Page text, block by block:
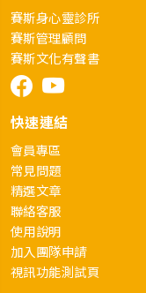
賽斯身心靈診所
賽斯管理顧問
賽斯文化有聲書
快速連結
會員專區
常見問題
精選文章
聯絡客服
使用說明
加入團隊申請
視訊功能測試頁